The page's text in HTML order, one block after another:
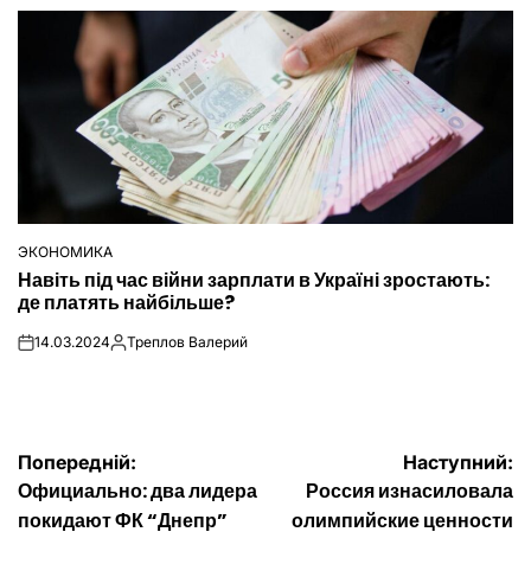
ОПУБЛІКУВАТИ
У
ЭКОНОМИКА
Навіть під час війни зарплати в Україні зростають:
де платять найбільше?
on14.03.2024Опубліковано
Треплов Валерий
Навігація
записів
Попередній:
Официально: два лидера
покидают ФК “Днепр”
Наступний:
Россия изнасиловала
олимпийские ценности